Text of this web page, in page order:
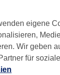
, 50674
eigene
Wir geben
für